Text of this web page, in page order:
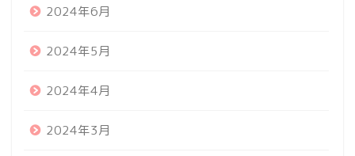
2024年6月
2024年5月
2024年4月
2024年3月